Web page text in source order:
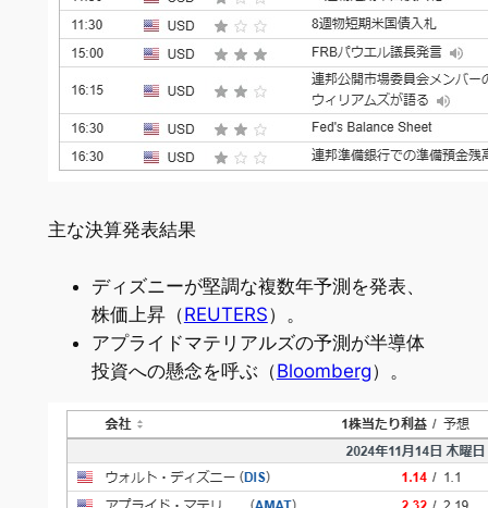
主な決算発表結果
ディズニーが堅調な複数年予測を発表、
株価上昇（REUTERS）。
アプライドマテリアルズの予測が半導体
投資への懸念を呼ぶ（Bloomberg）。